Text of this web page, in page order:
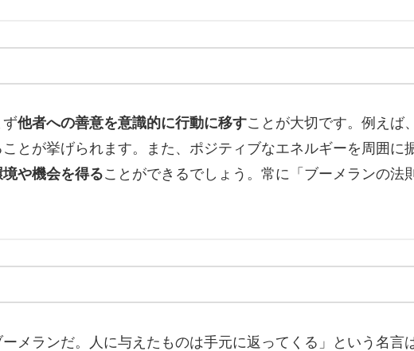
他者への善意を意識的に行動に移すことが大切です。例えば
とが挙げられます。また、ポジティブなエネルギーを周囲に
や機会を得ることができるでしょう。常に「ブーメランの法
メランだ。人に与えたものは手元に返ってくる」という名言は